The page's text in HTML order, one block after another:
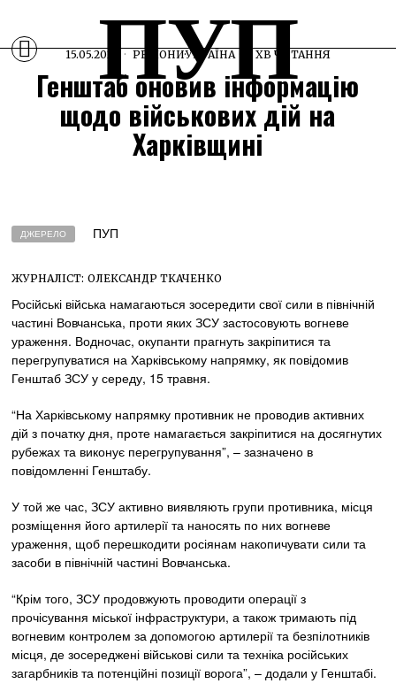
ПУП
15.05.2024 РЕГІОНИ·УКРАЇНА 1 ХВ ЧИТАННЯ
Генштаб оновив інформацію
щодо військових дій на
Харківщині
ДЖЕРЕЛО ПУП
ЖУРНАЛІСТ: ОЛЕКСАНДР ТКАЧЕНКО
Російські війська намагаються зосередити свої сили в північній
частині Вовчанська, проти яких ЗСУ застосовують вогневе
ураження. Водночас, окупанти прагнуть закріпитися та
перегрупуватися на Харківському напрямку, як повідомив
Генштаб ЗСУ у середу, 15 травня.
“На Харківському напрямку противник не проводив активних
дій з початку дня, проте намагається закріпитися на досягнутих
рубежах та виконує перегрупування”, – зазначено в
повідомленні Генштабу.
У той же час, ЗСУ активно виявляють групи противника, місця
розміщення його артилерії та наносять по них вогневе
ураження, щоб перешкодити росіянам накопичувати сили та
засоби в північній частині Вовчанська.
“Крім того, ЗСУ продовжують проводити операції з
прочісування міської інфраструктури, а також тримають під
вогневим контролем за допомогою артилерії та безпілотників
місця, де зосереджені військові сили та техніка російських
загарбників та потенційні позиції ворога”, – додали у Генштабі.